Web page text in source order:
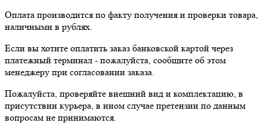
Оплата производится по факту получения и проверки товара,
наличными в рублях.
Если вы хотите оплатить заказ банковской картой через
платежный терминал - пожалуйста, сообщите об этом
менеджеру при согласовании заказа.
Пожалуйста, проверяйте внешний вид и комплектацию, в
присутствии курьера, в ином случае претензии по данным
вопросам не принимаются.